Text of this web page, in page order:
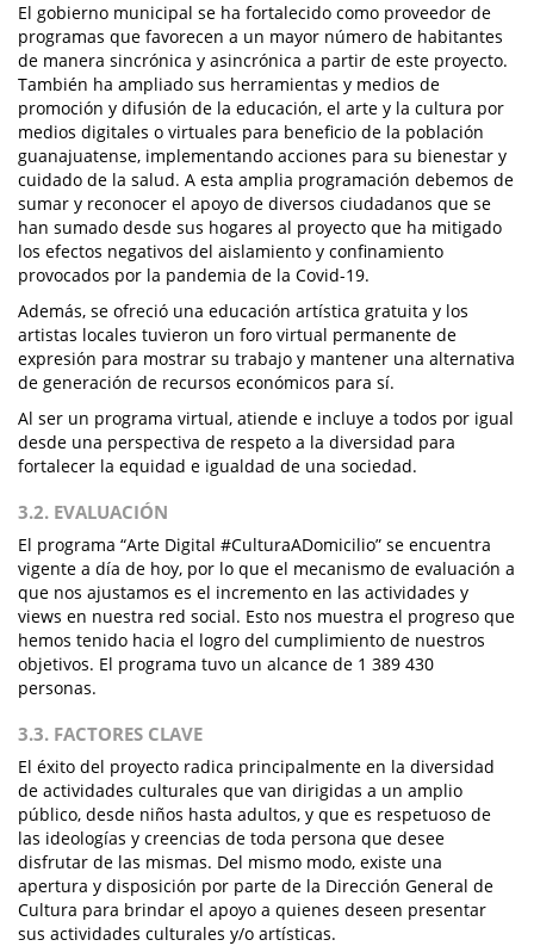
El gobierno municipal se ha fortalecido como proveedor de
programas que favorecen a un mayor número de habitantes
de manera sincrónica y asincrónica a partir de este proyecto.
También ha ampliado sus herramientas y medios de
promoción y difusión de la educación, el arte y la cultura por
medios digitales o virtuales para beneficio de la población
guanajuatense, implementando acciones para su bienestar y
cuidado de la salud. A esta amplia programación debemos de
sumar y reconocer el apoyo de diversos ciudadanos que se
han sumado desde sus hogares al proyecto que ha mitigado
los efectos negativos del aislamiento y confinamiento
provocados por la pandemia de la Covid-19.
Además, se ofreció una educación artística gratuita y los
artistas locales tuvieron un foro virtual permanente de
expresión para mostrar su trabajo y mantener una alternativa
de generación de recursos económicos para sí.
Al ser un programa virtual, atiende e incluye a todos por igual
desde una perspectiva de respeto a la diversidad para
fortalecer la equidad e igualdad de una sociedad.
3.2. EVALUACIÓN
El programa “Arte Digital #CulturaADomicilio” se encuentra
vigente a día de hoy, por lo que el mecanismo de evaluación a
que nos ajustamos es el incremento en las actividades y
views en nuestra red social. Esto nos muestra el progreso que
hemos tenido hacia el logro del cumplimiento de nuestros
objetivos. El programa tuvo un alcance de 1 389 430
personas.
3.3. FACTORES CLAVE
El éxito del proyecto radica principalmente en la diversidad
de actividades culturales que van dirigidas a un amplio
público, desde niños hasta adultos, y que es respetuoso de
las ideologías y creencias de toda persona que desee
disfrutar de las mismas. Del mismo modo, existe una
apertura y disposición por parte de la Dirección General de
Cultura para brindar el apoyo a quienes deseen presentar
sus actividades culturales y/o artísticas.